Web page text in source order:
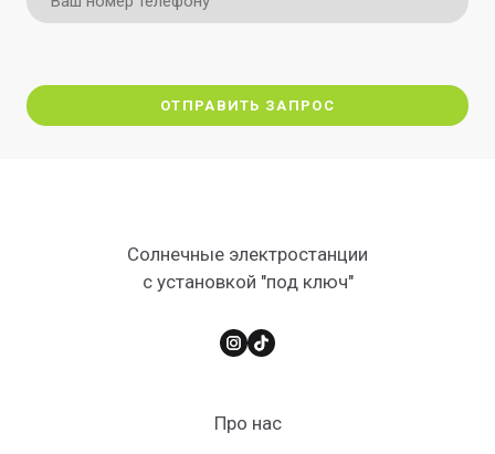
ОТПРАВИТЬ ЗАПРОС
Солнечные электростанции
с установкой "под ключ"
Про нас